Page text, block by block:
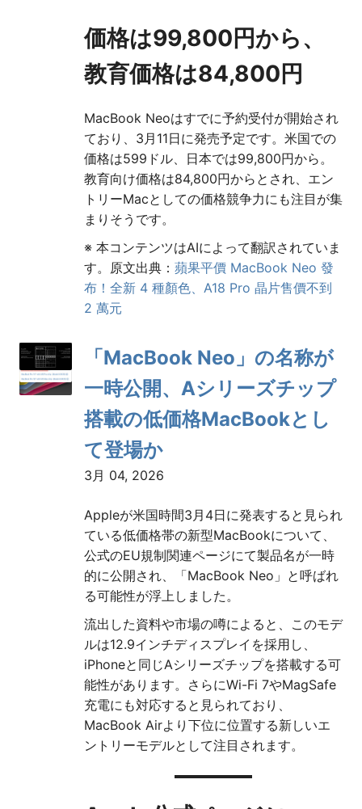
価格は99,800円から、
教育価格は84,800円
MacBook Neoはすでに予約受付が開始され
ており、3月11日に発売予定です。米国での
価格は599ドル、日本では99,800円から。
教育向け価格は84,800円からとされ、エン
トリーMacとしての価格競争力にも注目が集
まりそうです。
※ 本コンテンツはAIによって翻訳されていま
す。原文出典： 蘋果平價 MacBook Neo 發
布！全新 4 種顏色、A18 Pro 晶片售價不到
2 萬元
「MacBook Neo」の名称が
一時公開、Aシリーズチップ
搭載の低価格MacBookとし
て登場か
3月 04, 2026
Appleが米国時間3月4日に発表すると見られ
ている低価格帯の新型MacBookについて、
公式のEU規制関連ページにて製品名が一時
的に公開され、「MacBook Neo」と呼ばれ
る可能性が浮上しました。
流出した資料や市場の噂によると、このモデ
ルは12.9インチディスプレイを採用し、
iPhoneと同じAシリーズチップを搭載する可
能性があります。さらにWi-Fi 7やMagSafe
充電にも対応すると見られており、
MacBook Airより下位に位置する新しいエ
ントリーモデルとして注目されます。